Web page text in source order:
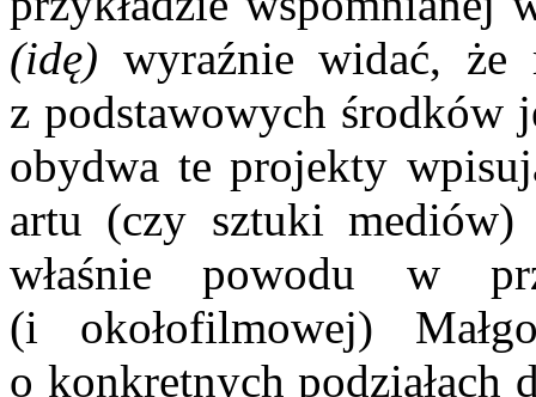
(idę) wyraźnie widać, że
z podstawowych środków
obydwa te projekty
artu (czy sztuki
właśnie powodu w
(i okołofilmowej)
o konkretnych podziałach